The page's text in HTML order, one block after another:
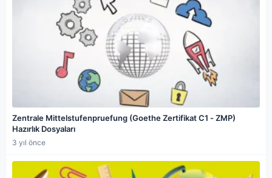
Zentrale Mittelstufenpruefung (Goethe Zertifikat C1 - ZMP)
Hazırlık Dosyaları
3 yıl önce